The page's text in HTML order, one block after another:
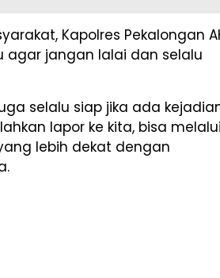
Kapolres Pekalongan
agar jangan lalai dan selalu
selalu siap jika ada
lapor ke kita, bisa melalui
lebih dekat dengan